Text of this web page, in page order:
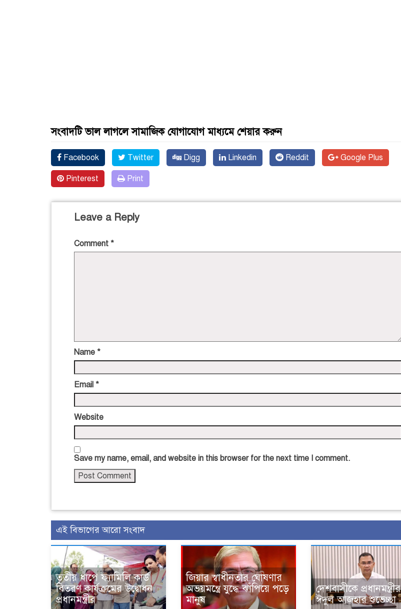
সংবাদটি ভাল লাগলে সামাজিক যোগাযোগ মাধ্যমে শেয়ার করুন
Facebook Twitter Digg Linkedin Reddit Google Plus
Pinterest Print
Leave a Reply
Comment *
Name *
Email *
Website
Save my name, email, and website in this browser for the next time I comment.
এই বিভাগের আরো সংবাদ
তৃতীয় ধাপে ফ্যামিলি কার্ড
বিতরণ কার্যক্রমের উদ্বোধন
প্রধানমন্ত্রীর
জিয়ার স্বাধীনতার ঘোষণার
অভয়মন্ত্রে যুদ্ধে ঝাঁপিয়ে পড়ে
মানুষ
দেশবাসীকে প্রধানমন্ত্রীর
ঈদুল আজহার শুভেচ্ছা